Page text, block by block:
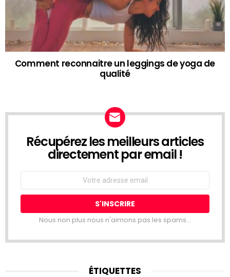
Comment reconnaitre un leggings de yoga de
qualité
NEWSLETTER
Récupérez les meilleurs articles
directement par email !
Nous non plus nous n'aimons pas les spams...
ÉTIQUETTES